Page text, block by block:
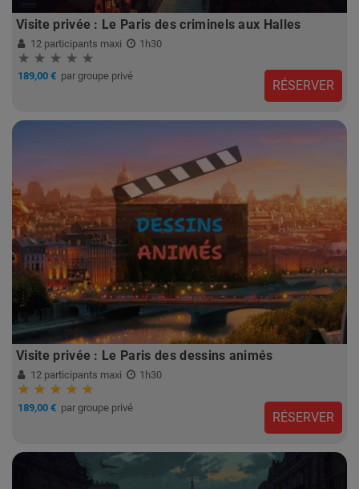
Visite privée : Le Paris des criminels aux Halles
12 participants maxi 1h30
189,00 € par groupe privé
RÉSERVER
Visite privée : Le Paris des dessins animés
12 participants maxi 1h30
189,00 € par groupe privé
RÉSERVER